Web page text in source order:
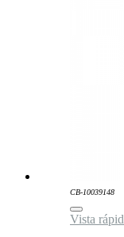
CB-10039148
Vista